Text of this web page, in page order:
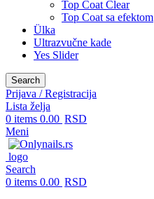
Top Coat Clear
Top Coat sa efektom
Ülka
Ultrazvučne kade
Yes Slider
Search
Prijava / Registracija
Lista želja
0 items 0.00 RSD
Meni
Search
0 items 0.00 RSD